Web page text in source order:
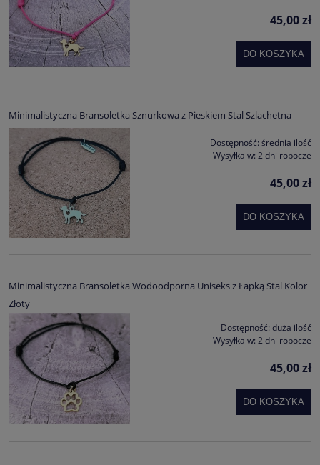
45,00 zł
DO KOSZYKA
Minimalistyczna Bransoletka Sznurkowa z Pieskiem Stal Szlachetna
Dostępność: średnia ilość
Wysyłka w: 2 dni robocze
45,00 zł
DO KOSZYKA
Minimalistyczna Bransoletka Wodoodporna Uniseks z Łapką Stal Kolor
Złoty
Dostępność: duża ilość
Wysyłka w: 2 dni robocze
45,00 zł
DO KOSZYKA